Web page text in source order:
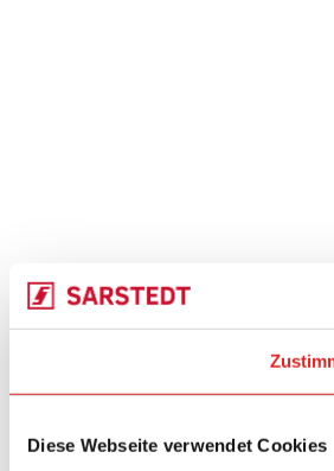
Diese Webseite verwendet Cookies